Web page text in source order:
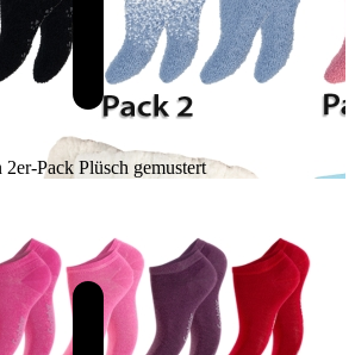
Pack Plüsch gemustert